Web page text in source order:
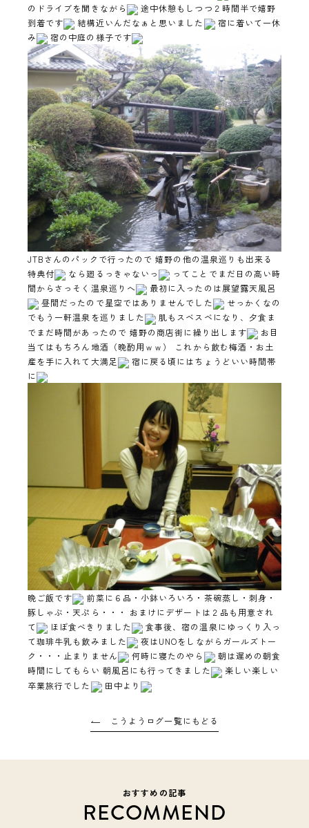
のドライブを聞きながら
途中休憩もしつつ２時間半で嬉野
到着です
結構近いんだなぁと思いました
宿に着いて一休
み
宿の中庭の様子です
JTBさんのパックで行ったので 嬉野の他の温泉巡りも出来る
特典付
なら廻るっきゃないっ
ってことでまだ日の高い時
間からさっそく温泉巡りへ
最初に入ったのは展望露天風呂
昼間だったので星空ではありませんでした
せっかくなの
でもう一軒温泉を巡りました
肌もスベスベになり、夕食ま
でまだ時間があったので 嬉野の商店街に繰り出します
お目
当てはもちろん地酒（晩酌用ｗｗ） これから飲む梅酒・お土
産を手に入れて大満足
宿に戻る頃にはちょうどいい時間帯
に
晩ご飯です
前菜に６品・小鉢いろいろ・茶碗蒸し・刺身・
豚しゃぶ・天ぷら・・・ おまけにデザートは２品も用意され
て
ほぼ食べきりました
食事後、宿の温泉にゆっくり入っ
て珈琲牛乳も飲みました
夜はUNOをしながらガールズトー
ク・・・止まりません
何時に寝たのやら
朝は遅めの朝食
時間にしてもらい 朝風呂にも行ってきました
楽しい楽しい
卒業旅行でした
田中より
こうようログ一覧にもどる
おすすめの記事
RECOMMEND